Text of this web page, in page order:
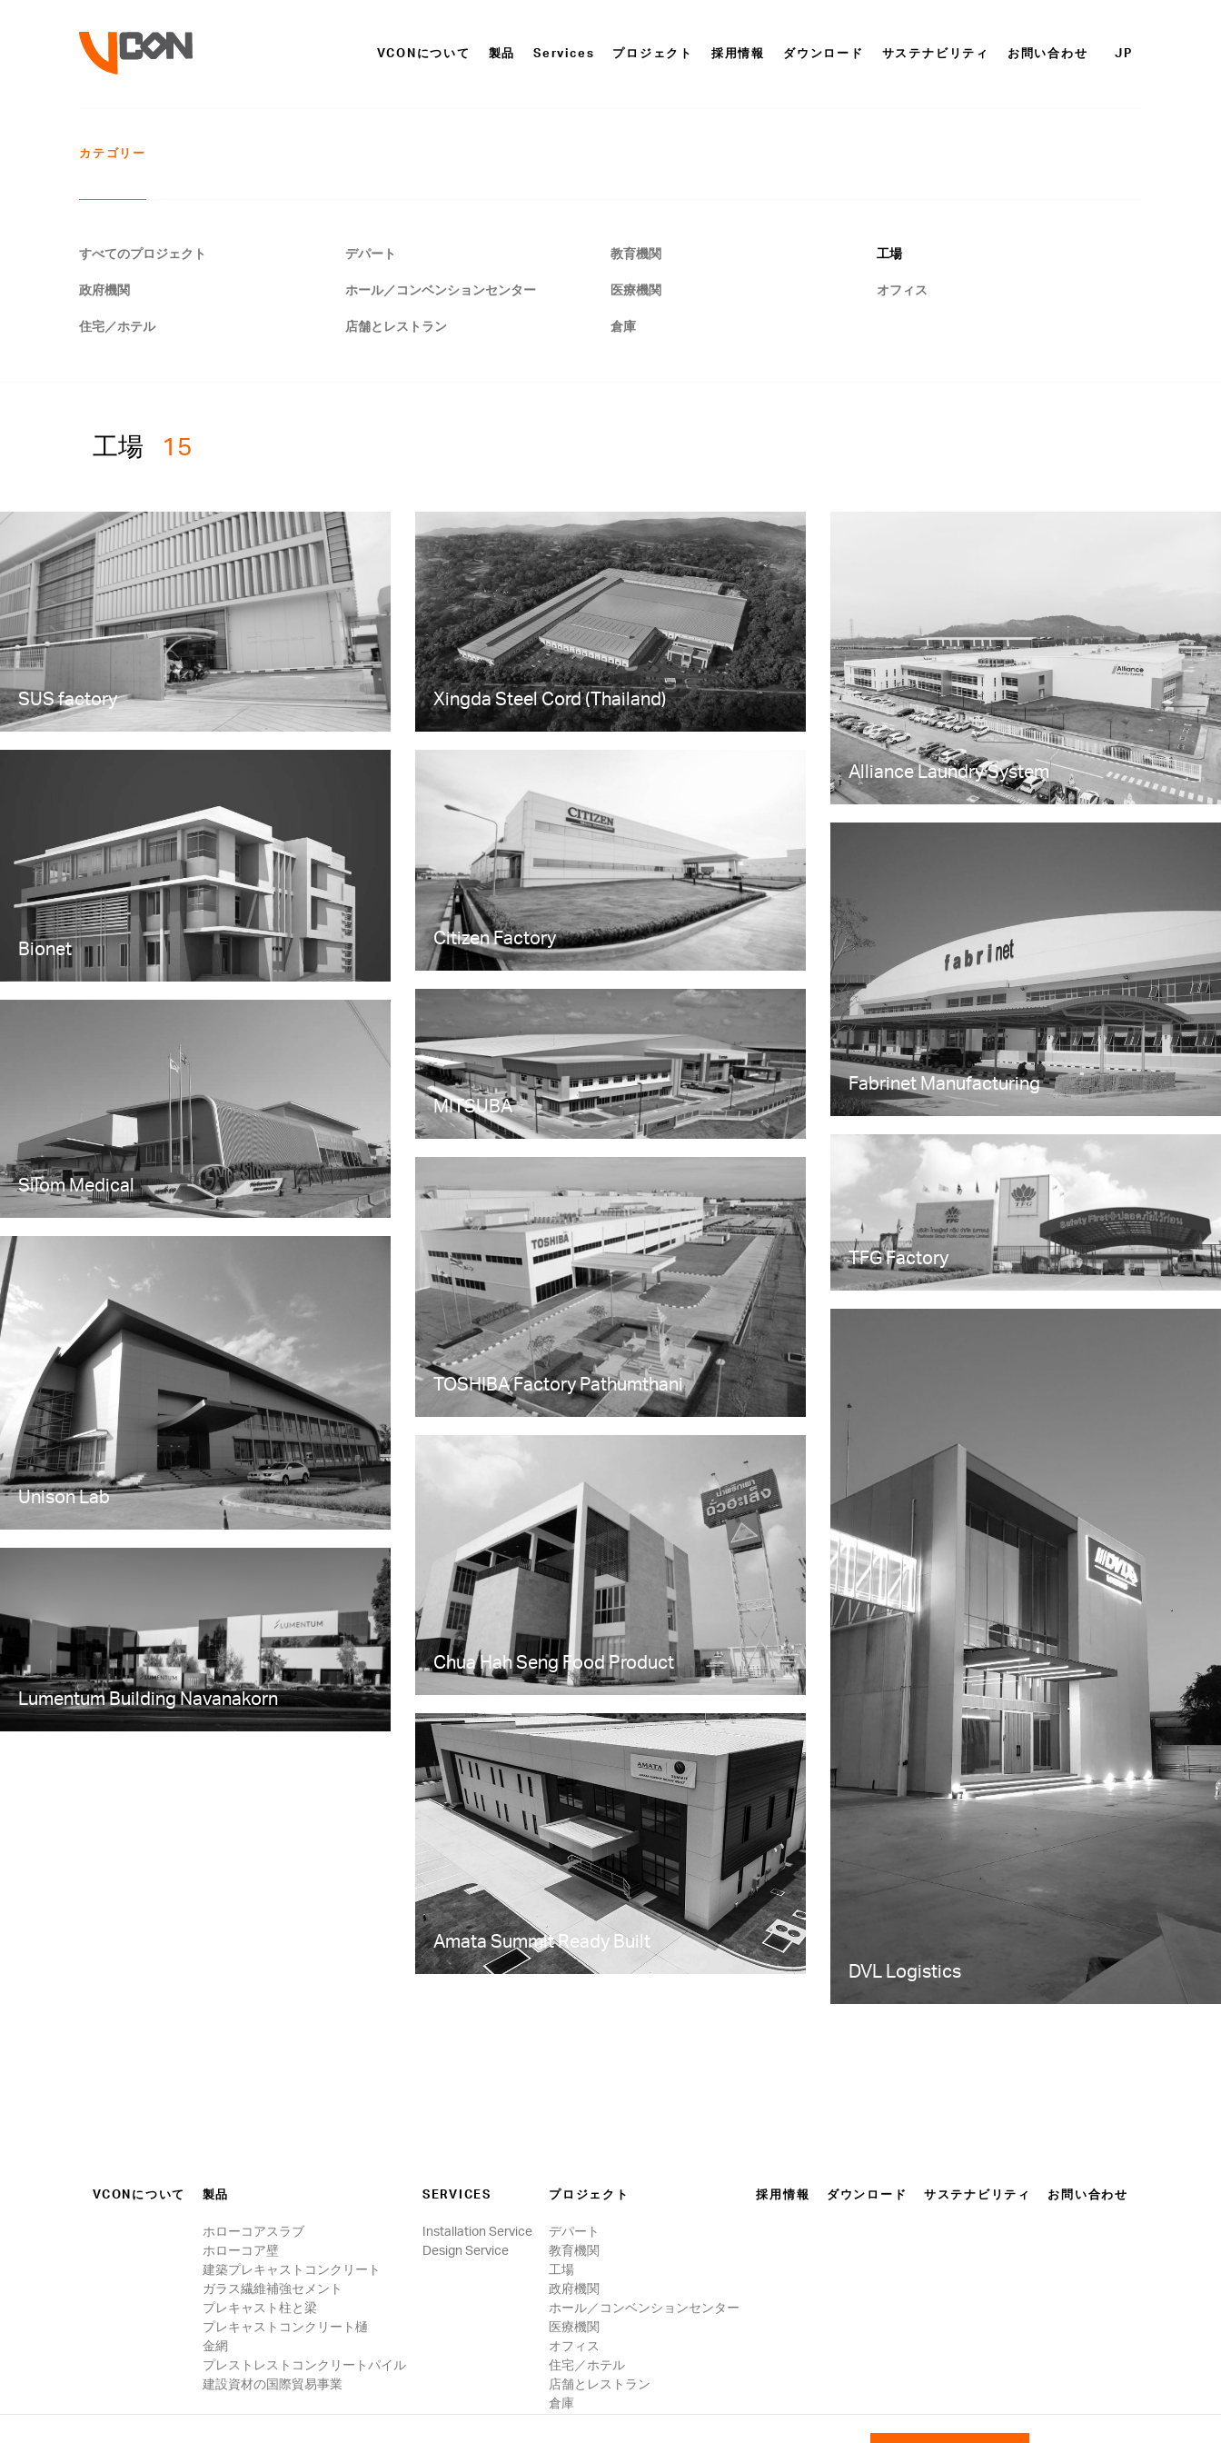
VCONについて 製品 Services プロジェクト 採用情報 ダウンロード サステナビリティ お問い合わせ JP
カテゴリー
すべてのプロジェクト デパート 教育機関 工場
政府機関 ホール／コンベンションセンター 医療機関 オフィス
住宅／ホテル 店舗とレストラン 倉庫
工場 15
SUS factory Xingda Steel Cord (Thailand)
Alliance Laundry System
Bionet
Citizen Factory
Fabrinet Manufacturing
MITSUBA
Silom Medical
TFG Factory
TOSHIBA Factory Pathumthani
Unison Lab
DVL Logistics
Chua Hah Seng Food Product
Lumentum Building Navanakorn
Amata Summit Ready Built
VCONについて 製品
ホローコアスラブ
ホローコア壁
建築プレキャストコンクリート
ガラス繊維補強セメント
プレキャスト柱と梁
プレキャストコンクリート樋
金網
プレストレストコンクリートパイル
建設資材の国際貿易事業
SERVICES
Installation Service
Design Service
プロジェクト
デパート
教育機関
工場
政府機関
ホール／コンベンションセンター
医療機関
オフィス
住宅／ホテル
店舗とレストラン
倉庫
採用情報 ダウンロード サステナビリティ お問い合わせ